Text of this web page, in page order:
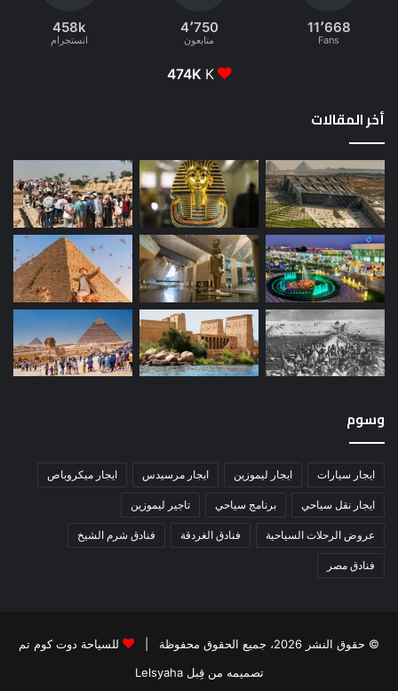
11٬668
Fans
4٬750
متابعون
458k
انستجرام
474K K
أخر المقالات
وسوم
ايجار سيارات ايجار ليموزين ايجار مرسيدس ايجار ميكروباص
ايجار نقل سياحي برنامج سياحي تاجير ليموزين
عروض الرحلات السياحية فنادق الغردقة فنادق شرم الشيخ
فنادق مصر
© حقوق النشر 2026، جميع الحقوق محفوظة |
للسياحة دوت كوم تم
تصميمه من قِبل Lelsyaha